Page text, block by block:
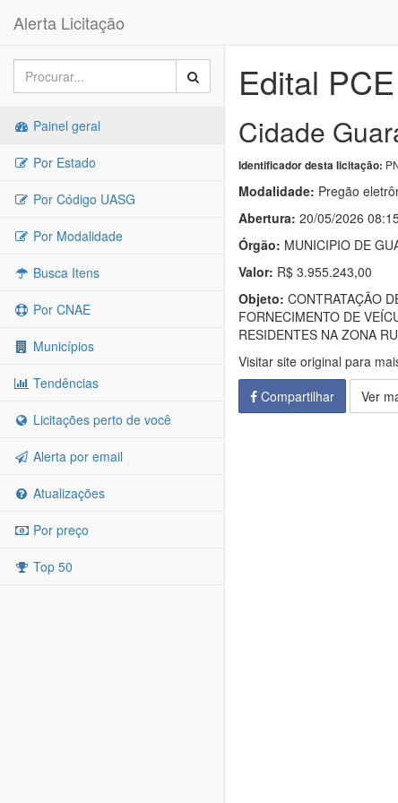
Alerta Licitação
Painel geral
Por Estado
Por Código UASG
Por Modalidade
Busca Itens
Por CNAE
Municípios
Tendências
Licitações perto de você
Alerta por email
Atualizações
Por preço
Top 50
Edital
Cidade
Identificador desta licitação:
Modalidade: Pregão
Abertura: 20/05/2026
Órgão: MUNICIPIO DE
Valor: R$ 3.955.243,00
Objeto: CONTRATAÇÃO
FORNECIMENTO DE
RESIDENTES NA ZONA
Visitar site original para
Compartilhar
Ver